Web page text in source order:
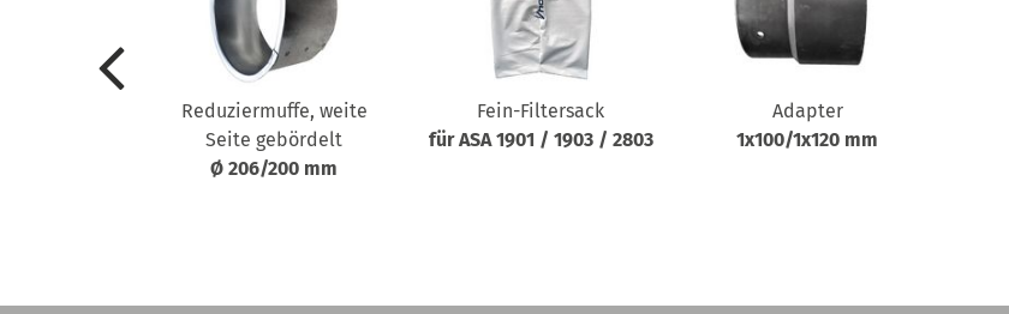
Reduziermuffe, weite
Seite gebördelt
Ø 206/200 mm
Fein-Filtersack
für ASA 1901 / 1903 / 2803
Adapter
1x100/1x120 mm